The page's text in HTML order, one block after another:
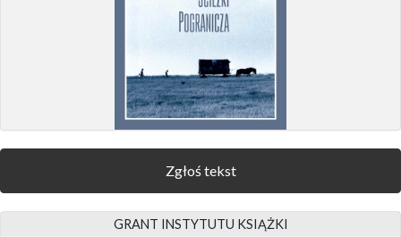
Zgłoś tekst
GRANT INSTYTUTU KSIĄŻKI